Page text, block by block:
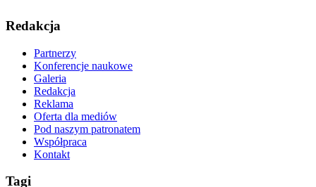
Redakcja
Partnerzy
Konferencje naukowe
Galeria
Redakcja
Reklama
Oferta dla mediów
Pod naszym patronatem
Współpraca
Kontakt
Tagi